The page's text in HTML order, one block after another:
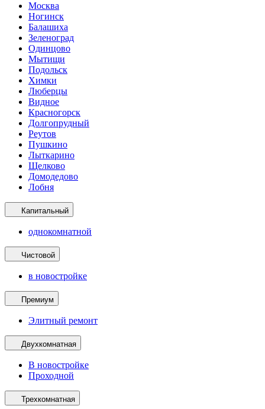
Москва
Ногинск
Балашиха
Зеленоград
Одинцово
Мытищи
Подольск
Химки
Люберцы
Видное
Красногорск
Долгопрудный
Реутов
Пушкино
Лыткарино
Щелково
Домодедово
Лобня
Капитальный
однокомнатной
Чистовой
в новостройке
Премиум
Элитный ремонт
Двухкомнатная
В новостройке
Проходной
Трехкомнатная